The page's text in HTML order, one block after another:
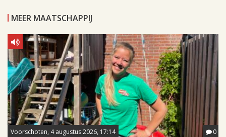
MEER MAATSCHAPPIJ
Voorschoten, 4 augustus 2026, 17:14 0